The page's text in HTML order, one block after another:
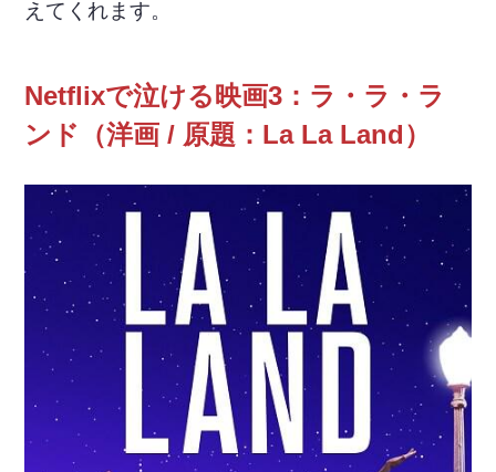
えてくれます。
Netflixで泣ける映画3：ラ・ラ・ラ
ンド（洋画 / 原題：La La Land）